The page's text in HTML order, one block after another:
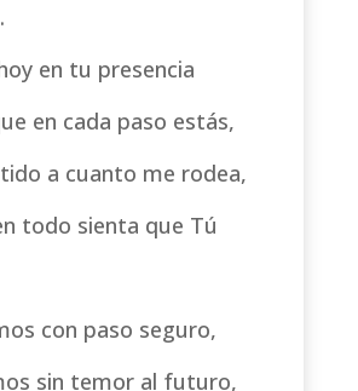
en tu presencia
en cada paso estás,
a cuanto me rodea,
todo sienta que Tú
con paso seguro,
sin temor al futuro,